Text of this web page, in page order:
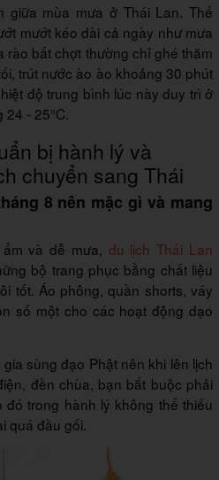
giữa mùa mưa ở Thái Lan. Thế
mướt kéo dài cả ngày như mưa
rào bất chợt thường chỉ ghé thăm
trút nước ào ào khoảng 30 phút
độ trung bình lúc này duy trì ở
- 25°C.
bị hành lý và
chuyển sang Thái
8 nên mặc gì và mang
và dễ mưa, du lịch Thái Lan
bộ trang phục bằng chất liệu
tốt. Áo phông, quần shorts, váy
số một cho các hoạt động dạo
sùng đạo Phật nên khi lên lịch
đền chùa, bạn bắt buộc phải
trong hành lý không thể thiếu
quá đầu gối.